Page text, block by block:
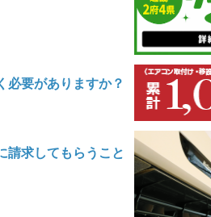
必要がありますか？
請求してもらうこと